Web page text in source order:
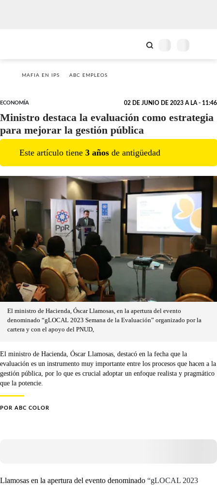
MAFIA EN IPS ABC EMPLEOS
ECONOMÍA 02 DE JUNIO DE 2023 A LA - 11:46
Ministro destaca la evaluación como estrategia
para mejorar la gestión pública
Este artículo tiene 3 años de antigüedad
El ministro de Hacienda, Óscar Llamosas, en la apertura del evento
denominado “gLOCAL 2023 Semana de la Evaluación” organizado por la
cartera y con el apoyo del PNUD,
El ministro de Hacienda, Óscar Llamosas, destacó en la fecha que la
evaluación es un instrumento muy importante entre los procesos que hacen a la
gestión pública, por lo que es crucial adoptar un enfoque realista y pragmático
que la potencie.
POR ABC COLOR
Llamosas en la apertura del evento denominado “gLOCAL 2023